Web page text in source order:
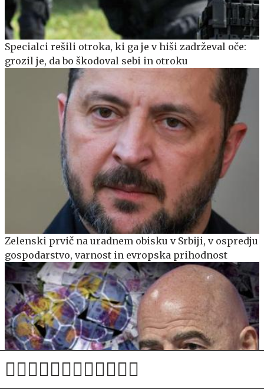
Specialci rešili otroka, ki ga je v hiši zadrževal oče:
grozil je, da bo škodoval sebi in otroku
Zelenski prvič na uradnem obisku v Srbiji, v ospredju
gospodarstvo, varnost in evropska prihodnost